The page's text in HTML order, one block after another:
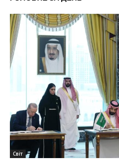
Світ